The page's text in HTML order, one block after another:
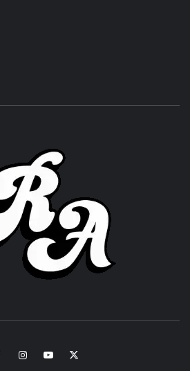
InstagramYoutubeTwitter